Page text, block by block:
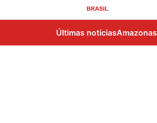
Últimas notíciasAmazonas